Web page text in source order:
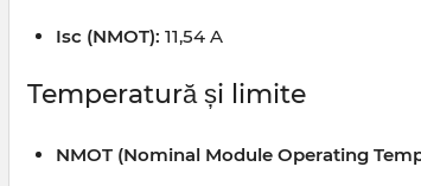
Isc (NMOT): 11,54 A
Temperatură și limite
NMOT (Nominal Module Operating